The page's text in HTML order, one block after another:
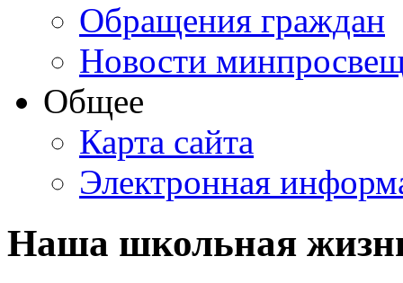
Обращения граждан
Новости
Общее
Карта сайта
Электронная
Наша школьная